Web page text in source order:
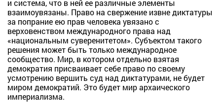
и система, что в ней ее различные элементы
взаимоувязаны. Право на свержение извне диктатуры
за попрание ею прав человека увязано с
верховенством международного права над
«национальным суверенитетом». Субъектом такого
решения может быть только международное
сообщество. Мир, в котором отдельно взятая
демократия присваивает себе право по своему
усмотрению вершить суд над диктатурами, не будет
миром демократий. Это будет мир архаического
империализма.